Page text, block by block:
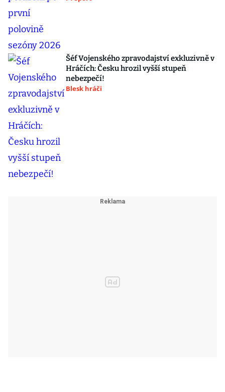
Šéf Vojenského zpravodajství exkluzivně v
Hráčích: Česku hrozil vyšší stupeň
nebezpečí!
Blesk hráči